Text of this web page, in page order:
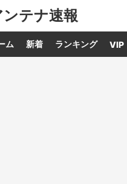
ンテナ速報
ム 新着 ランキング VIP